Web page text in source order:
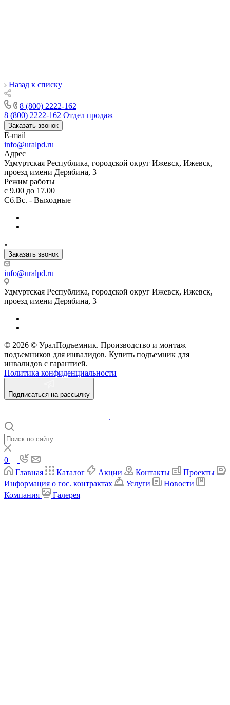
Назад к списку
8 (800) 2222-162
8 (800) 2222-162 Отдел продаж
Заказать звонок
E-mail
info@uralpd.ru
Адрес
Удмуртская Республика, городской округ Ижевск, Ижевск,
проезд имени Дерябина, 3
Режим работы
с 9.00 до 17.00
Сб.Вс. - Выходные
Заказать звонок
info@uralpd.ru
Удмуртская Республика, городской округ Ижевск, Ижевск,
проезд имени Дерябина, 3
© 2026 © УралПодъемник. Производство и монтаж
подъемников для инвалидов. Купить подъемник для
инвалидов с гарантией.
Политика конфиденциальности
Подписаться на рассылку
.
0
Главная
Каталог Акции Контакты
Проекты
Информация о гос. контрактах
Услуги
Новости
Компания
Галерея